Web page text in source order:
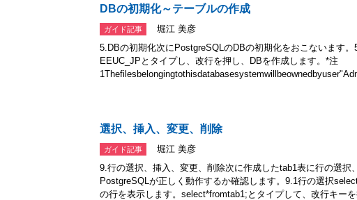
DBの初期化～テーブルの作成
ガイド記事
堀江 美彦
5.DBの初期化次にPostgreSQLのDBの初期化をおこないます
EEUC_JPとタイプし、改行を押し、DBを作成します。*注
選択、挿入、変更、削除
ガイド記事
堀江 美彦
9.行の選択、挿入、変更、削除次に作成したtab1表に行の選択
PostgreSQLが正しく動作するか確認します。9.1行の選択
の行を表示します。select*fromtab1;とタイプして、改行キー